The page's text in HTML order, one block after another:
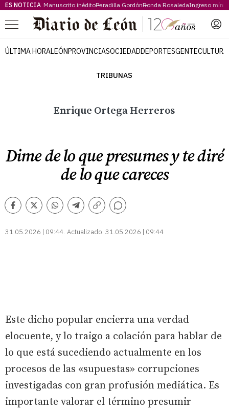
ES NOTICIA Manuscrito inéditoParadilla GordónRonda RosaledaIngreso
Menú
ÚLTIMA HORALEÓNPROVINCIASOCIEDADDEPORTESGENTECULTURA
TRIBUNAS
Enrique Ortega Herreros
Dime de lo que presumes y te diré
de lo que careces
Facebook
TwitterWhatsappTelegram
Copiar
Comentarios
31.05.2026 | 09:44 Actualizado: 31.05.2026 | 09:44
Este dicho popular encierra una verdad
elocuente, y lo traigo a colación para hablar de
lo que está sucediendo actualmente en los
procesos de las «supuestas» corrupciones
investigadas con gran profusión mediática. Es
importante valorar el término presumir